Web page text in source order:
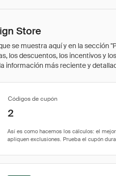
Store
se muestra aquí y en la
los descuentos, los incentivos
información más reciente y
Códigos de cupón
2